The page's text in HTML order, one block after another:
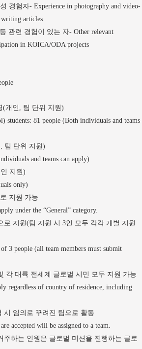
경험자- Experience in photography and video-
articles
관련 경험이 있는 자- Other relevant
in KOICA/ODA projects
(개인 , 팀 단위 지원)
students: 81 people (Both individuals and teams
, 팀 단위 지원)
and teams can apply)
지원)
only)
지원 가능
under the “General” category.
로 지원(팀 지원 시 3인 모두 각각 개별 지원
3 people (all team members must submit
각 대륙 전세계 글로벌 시민 모두 지원 가능
regardless of country of residence, including
시 임의로 꾸려진 팀으로 활동
accepted will be assigned to a team.
주하는 인원은 글로벌 미션을 진행하는 글로